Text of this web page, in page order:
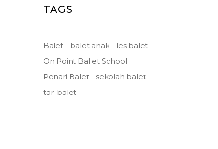
TAGS
Balet balet anak
les balet
On Point Ballet School
Penari Balet
sekolah balet
tari balet